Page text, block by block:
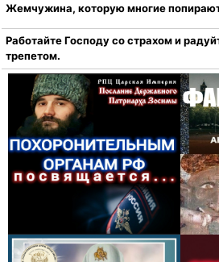
Жемчужина, которую многие
Работайте Господу со страхом и
трепетом.